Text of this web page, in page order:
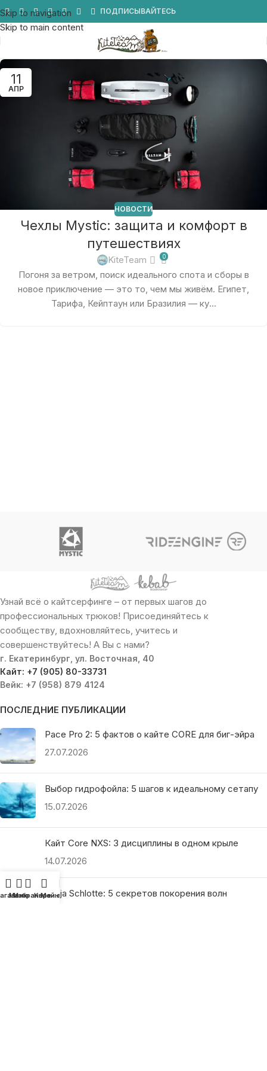
Skip to navigation
Skip to main content
ПОДПИСЫВАЙТЕСЬ
11
АПР
НОВОСТИ
Чехлы Mystic: защита и комфорт в
путешествиях
KiteTeam 0
Погоня за ветром, поиск идеального спота и сборы в
новое приключение — это то, чем мы живём. Египет,
Тарифа, Кейптаун или Бразилия — ку...
Узнай всё о кайтсерфинге – от первых шагов до
профессиональных трюков! Присоединяйтесь к
сообществу, вдохновляйтесь, учитесь и
совершенствуйтесь! А Вы с нами?
г. Екатеринбург, ул. Восточная, 40
Кайт: +7 (905) 80-33731
Вейк: +7 (958) 879 4124
ПОСЛЕДНИЕ ПУБЛИКАЦИИ
Pace Pro 2: 5 фактов о кайте CORE для биг-эйра
27.07.2026
Выбор гидрофойла: 5 шагов к идеальному сетапу
15.07.2026
Кайт Core NXS: 3 дисциплины в одном крыле
14.07.2026
Ranja Schlotte: 5 секретов покорения волн
Меню
Избранное
Корзина
Мой аккаунт